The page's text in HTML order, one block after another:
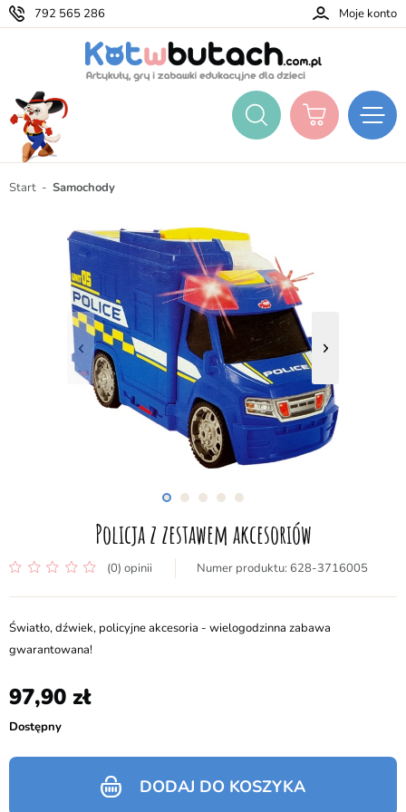
792 565 286 Moje konto
Start Samochody
Policja z zestawem akcesoriów
(0) opinii 628-3716005
Światło, dźwiek, policyjne akcesoria - wielogodzinna zabawa
gwarantowana!
97,90
Dostępny
DODAJ DO KOSZYKA